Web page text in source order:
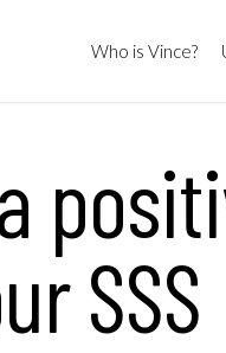
Who is Vince?
SSS